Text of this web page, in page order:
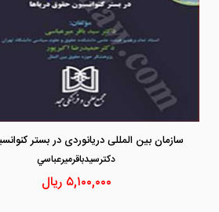
دكترسيدباقرميرعباسي
۵,۱۰۰,۰۰۰ ریال